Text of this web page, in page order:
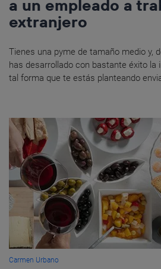
a un empleado a
extranjero
Tienes una pyme de tamaño medio y,
has desarrollado con bastante éxito la
tal forma que te estás planteando
Carmen Urbano